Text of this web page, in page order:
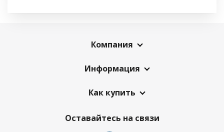
Компания
Информация
Как купить
Оставайтесь на связи